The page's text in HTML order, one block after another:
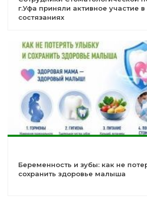
г.Уфа приняли активное участие
состязаниях
Беременность и зубы: как не
сохранить здоровье малыша